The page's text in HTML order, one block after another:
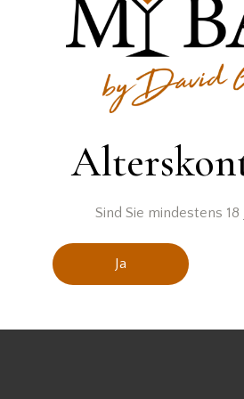
Sind Sie mindestens 18
Ja
keine Produkte gefunden, die